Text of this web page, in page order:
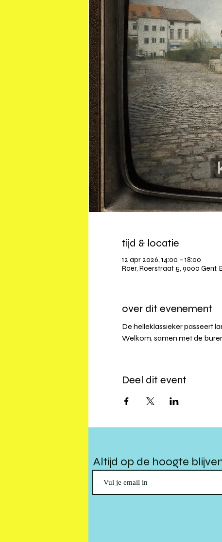
tijd & locatie
12 apr 2026, 14:00 – 18:00
Roer, Roerstraat 5, 9000 Gent,
over dit evenement
De helleklassieker passeert
Welkom, samen met de
Deel dit event
Altijd op de hoogte